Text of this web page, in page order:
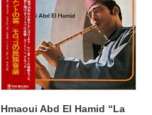
Hamid
“La
Flute
Oriente”
Hmaoui Abd El Hamid “La